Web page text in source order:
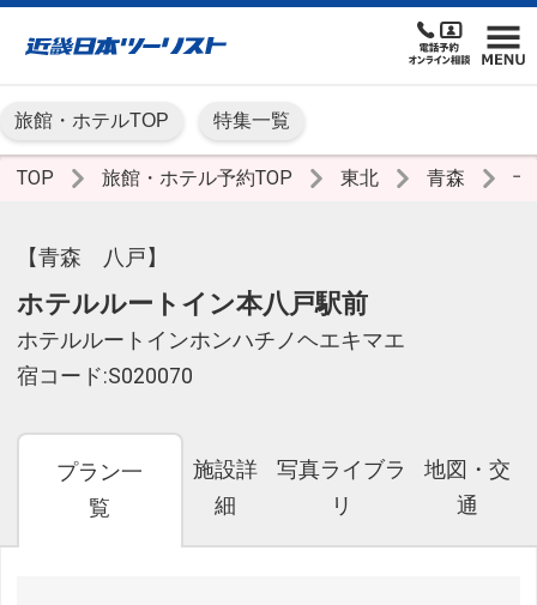
旅館・ホテルTOP 特集一覧
TOP 旅館・ホテル予約TOP 東北 青森 十
【青森 八戸】
ホテルルートイン本八戸駅前
ホテルルートインホンハチノヘエキマエ
宿コード:S020070
プラン一
覧
施設詳
細
写真ライブラ
リ
地図・交
通